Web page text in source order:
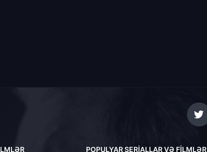
POPULYAR SERIALLAR VƏ FILMLƏR